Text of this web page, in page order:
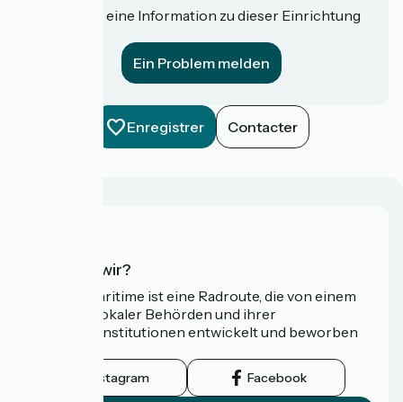
Haben Sie eine Information zu dieser Einrichtung
Ein Problem melden
Enregistrer Contacter
Wer sind wir?
Die Vélomaritime ist eine Radroute, die von einem
Netzwerk lokaler Behörden und ihrer
Tourismusinstitutionen entwickelt und beworben
Instagram Facebook